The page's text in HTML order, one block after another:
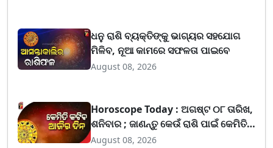
ଧନୁ ରାଶି ବ୍ୟକ୍ତିଙ୍କୁ ଭାଗ୍ୟର ସହଯୋଗ
ମିଳିବ, ନୂଆ କାମରେ ସଫଳତା ପାଇବେ
August 08, 2026
Horoscope Today : ଅଗଷ୍ଟ ୦୮ ତାରିଖ,
ଶନିବାର ; ଜାଣନ୍ତୁ କେଉଁ ରାଶି ପାଇଁ କେମିତି
ରହିବ ଆଜିର ଦିନ
August 08, 2026